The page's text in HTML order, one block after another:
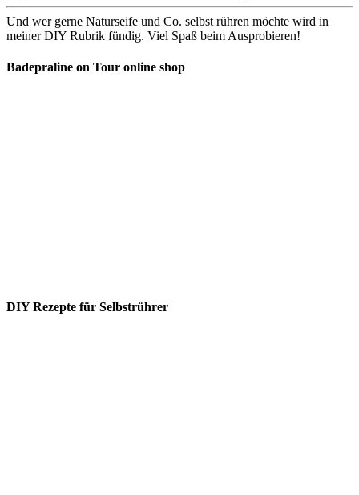
Und wer gerne Naturseife und Co. selbst rühren möchte wird in
meiner DIY Rubrik fündig. Viel Spaß beim Ausprobieren!
Badepraline on Tour online shop
DIY Rezepte für Selbstrührer